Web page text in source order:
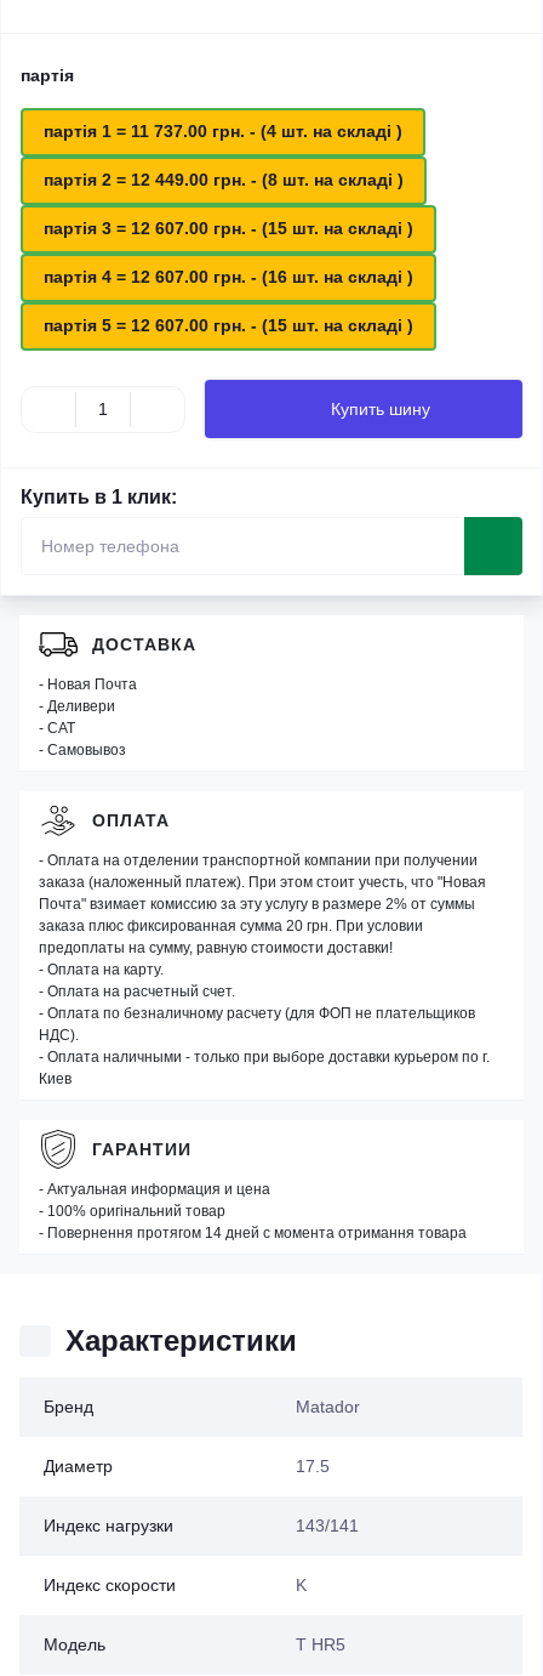
партія
партія 1 = 11 737.00 грн. - (4 шт. на складі )
партія 2 = 12 449.00 грн. - (8 шт. на складі )
партія 3 = 12 607.00 грн. - (15 шт. на складі )
партія 4 = 12 607.00 грн. - (16 шт. на складі )
партія 5 = 12 607.00 грн. - (15 шт. на складі )
Купить шину
Купить в 1 клик:
Характеристики
Бренд Matador
Диаметр 17.5
Индекс нагрузки 143/141
Индекс скорости K
Модель T HR5
ДОСТАВКА
- Новая Почта
- Деливери
- САТ
- Самовывоз
ОПЛАТА
- Оплата на отделении транспортной компании при получении
заказа (наложенный платеж). При этом стоит учесть, что "Новая
Почта" взимает комиссию за эту услугу в размере 2% от суммы
заказа плюс фиксированная сумма 20 грн. При условии
предоплаты на сумму, равную стоимости доставки!
- Оплата на карту.
- Оплата на расчетный счет.
- Оплата по безналичному расчету (для ФОП не плательщиков
НДС).
- Оплата наличными - только при выборе доставки курьером по г.
Киев
ГАРАНТИИ
- Актуальная информация и цена
- 100% оригінальний товар
- Повернення протягом 14 дней с момента отримання товара